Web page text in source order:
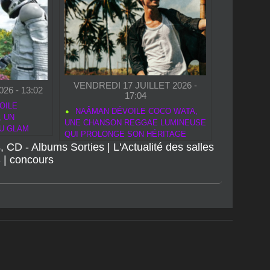
- 13:02
UN
GLAM
VENDREDI 17 JUILLET 2026 -
17:04
NAÂMAN DÉVOILE COCO WATA,
UNE CHANSON REGGAE LUMINEUSE
QUI PROLONGE SON HÉRITAGE
ARTISTIQUE
CD - Albums Sorties
L'Actualité des salles
concours